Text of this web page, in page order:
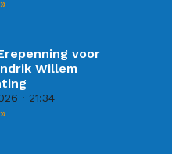
voor
Willem
21:34